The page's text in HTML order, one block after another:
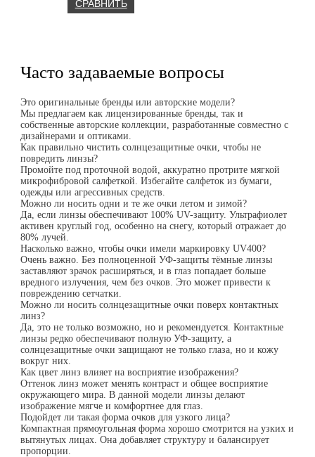
100.00 ₽.
СРАВНИТЬ
Часто задаваемые вопросы
Это оригинальные бренды или авторские модели?
Мы предлагаем как лицензированные бренды, так и
собственные авторские коллекции, разработанные совместно с
дизайнерами и оптиками.
Как правильно чистить солнцезащитные очки, чтобы не
повредить линзы?
Промойте под проточной водой, аккуратно протрите мягкой
микрофибровой салфеткой. Избегайте салфеток из бумаги,
одежды или агрессивных средств.
Можно ли носить одни и те же очки летом и зимой?
Да, если линзы обеспечивают 100% UV-защиту. Ультрафиолет
активен круглый год, особенно на снегу, который отражает до
80% лучей.
Насколько важно, чтобы очки имели маркировку UV400?
Очень важно. Без полноценной УФ-защиты тёмные линзы
заставляют зрачок расширяться, и в глаз попадает больше
вредного излучения, чем без очков. Это может привести к
повреждению сетчатки.
Можно ли носить солнцезащитные очки поверх контактных
линз?
Да, это не только возможно, но и рекомендуется. Контактные
линзы редко обеспечивают полную УФ-защиту, а
солнцезащитные очки защищают не только глаза, но и кожу
вокруг них.
Как цвет линз влияет на восприятие изображения?
Оттенок линз может менять контраст и общее восприятие
окружающего мира. В данной модели линзы делают
изображение мягче и комфортнее для глаз.
Подойдет ли такая форма очков для узкого лица?
Компактная прямоугольная форма хорошо смотрится на узких и
вытянутых лицах. Она добавляет структуру и балансирует
пропорции.